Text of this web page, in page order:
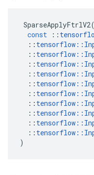
SparseApplyFtrlV2(
const
::
:: tensorflow ::
:: tensorflow ::
:: tensorflow ::
:: tensorflow ::
:: tensorflow ::
:: tensorflow ::
:: tensorflow ::
:: tensorflow ::
:: tensorflow ::
:: tensorflow ::
)